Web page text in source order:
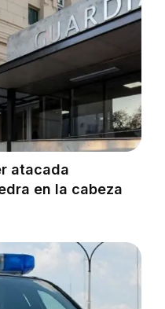
atacada
en la cabeza